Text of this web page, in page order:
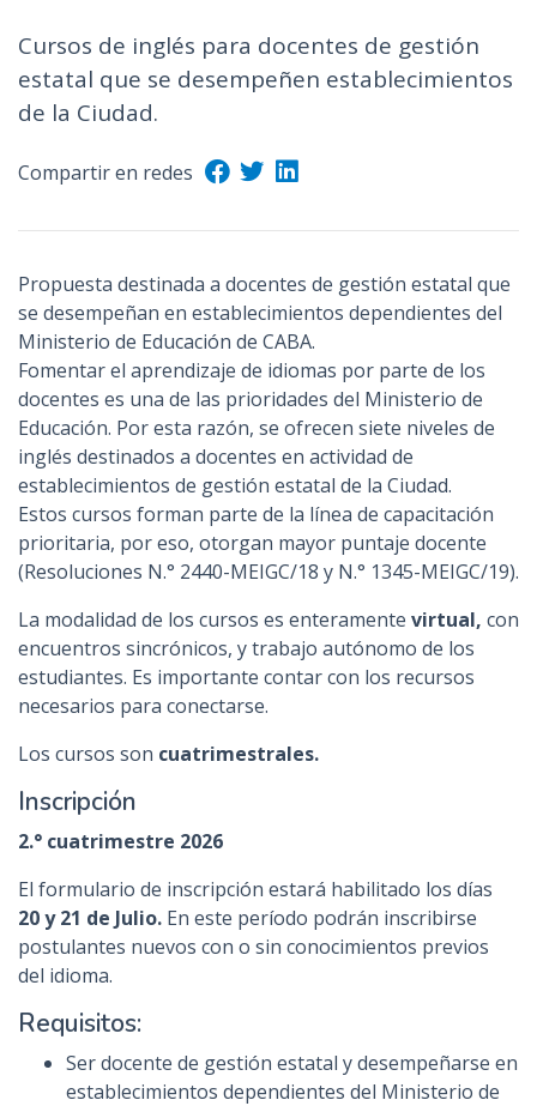
Cursos de inglés para docentes de gestión
estatal que se desempeñen establecimientos
de la Ciudad.
Compartir en redes
Propuesta destinada a docentes de gestión estatal que
se desempeñan en establecimientos dependientes del
Ministerio de Educación de CABA.
Fomentar el aprendizaje de idiomas por parte de los
docentes es una de las prioridades del Ministerio de
Educación. Por esta razón, se ofrecen siete niveles de
inglés destinados a docentes en actividad de
establecimientos de gestión estatal de la Ciudad.
Estos cursos forman parte de la línea de capacitación
prioritaria, por eso, otorgan mayor puntaje docente
(Resoluciones N.° 2440-MEIGC/18 y N.° 1345-MEIGC/19).
La modalidad de los cursos es enteramente virtual, con
encuentros sincrónicos, y trabajo autónomo de los
estudiantes. Es importante contar con los recursos
necesarios para conectarse.
Los cursos son cuatrimestrales.
Inscripción
2.° cuatrimestre 2026
El formulario de inscripción estará habilitado los días
20y 21 de Julio. En este período podrán inscribirse
postulantes nuevos con o sin conocimientos previos
del idioma.
Requisitos:
Ser docente de gestión estatal y desempeñarse en
establecimientos dependientes del Ministerio de